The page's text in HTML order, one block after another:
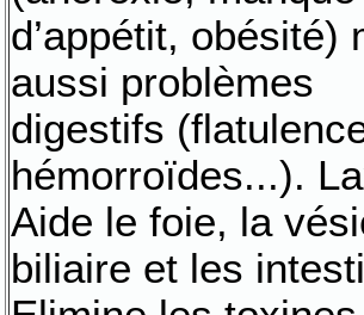
d’appétit, obésité)
aussi problèmes
digestifs
hémorroïdes...).
Aide le foie, la
biliaire et les